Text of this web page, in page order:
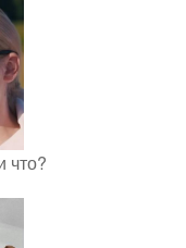
что?